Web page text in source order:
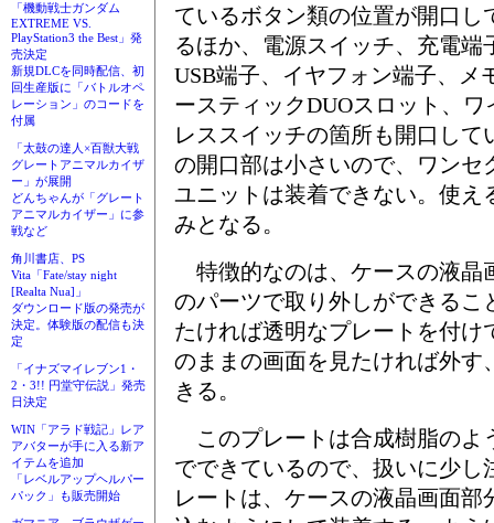
「機動戦士ガンダム
EXTREME VS.
PlayStation3 the Best」発
売決定
新規DLCを同時配信、初
回生産版に「バトルオペ
レーション」のコードを
付属
「太鼓の達人×百獣大戦
グレートアニマルカイザ
ー」が展開
どんちゃんが「グレート
アニマルカイザー」に参
戦など
角川書店、PS
Vita「Fate/stay night
[Realta Nua]」
ダウンロード版の発売が
決定。体験版の配信も決
定
「イナズマイレブン1・
2・3!! 円堂守伝説」発売
日決定
WIN「アラド戦記」レア
アバターが手に入る新ア
イテムを追加
「レベルアップヘルパー
パック」も販売開始
ているボタン類の位置が開口し
るほか、電源スイッチ、充電端
USB端子、イヤフォン端子、メ
ースティックDUOスロット、ワ
レススイッチの箇所も開口して
の開口部は小さいので、ワンセ
ユニットは装着できない。使え
みとなる。
特徴的なのは、ケースの液晶
のパーツで取り外しができるこ
たければ透明なプレートを付け
のままの画面を見たければ外す
きる。
このプレートは合成樹脂のよ
でできているので、扱いに少し
レートは、ケースの液晶画面部